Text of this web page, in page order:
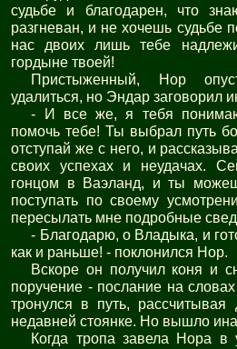
судьбе и благодарен, что
разгневан, и не хочешь судьбе
нас двоих лишь тебе
гордыне твоей!
Пристыженный, Нор
удалиться, но Эндар заговорил
- И все же, я тебя
помочь тебе! Ты выбрал путь
отступай же с него, и
своих успехах и неудачах.
гонцом в Ваэланд, и ты
поступать по своему
пересылать мне подробные
- Благодарю, о Владыка, и
как и раньше! - поклонился Нор.
Вскоре он получил коня и
поручение - послание на
тронулся в путь, расcчитывая
недавней стоянке. Но вышло
Когда тропа завела Нора в